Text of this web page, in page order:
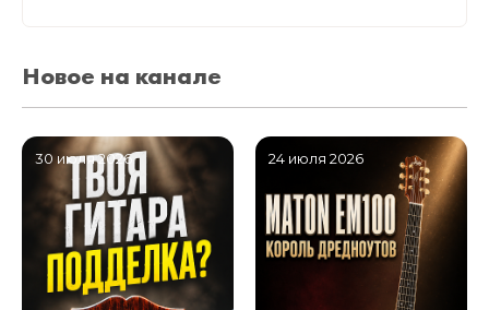
Новое на канале
30 июля 2026 24 июля 2026